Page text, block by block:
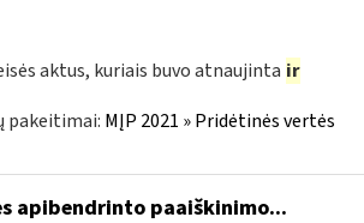
aktus, kuriais buvo atnaujinta ir
pakeitimai: MĮP 2021 » Pridėtinės vertės
apibendrinto paaiškinimo...